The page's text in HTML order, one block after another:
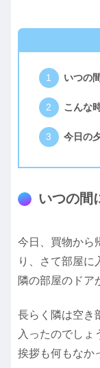
いつの
こんな
今日の
いつの間
今日、買物から
り、さて部屋
隣の部屋のドア
長らく隣は空き
入ったのでしょ
挨拶も何もなか